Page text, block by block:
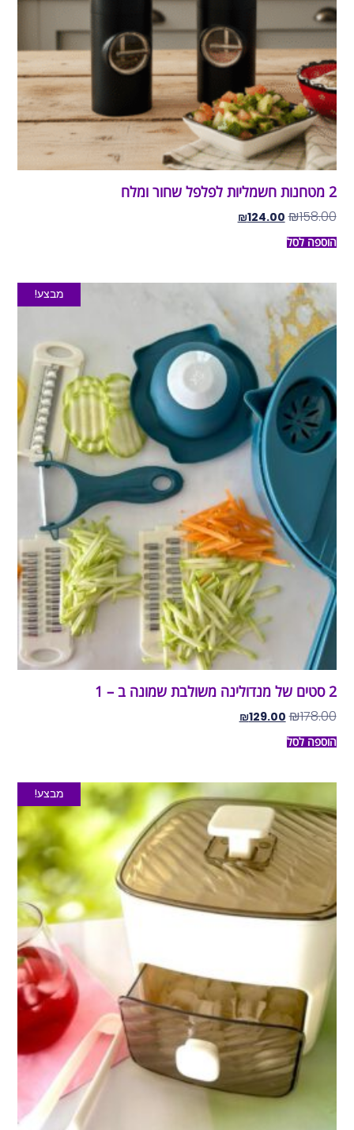
2 מטחנות חשמליות לפלפל שחור ומלח
₪158.00
₪124.00
הוספה לסל
מבצע!
2 סטים של מנדולינה משולבת שמונה ב – 1
₪178.00
₪129.00
הוספה לסל
מבצע!